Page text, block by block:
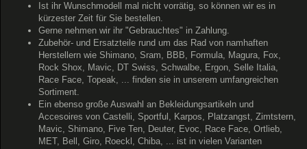
Ist ihr Wunschmodell mal nicht vorrätig, so können wir es in
kürzester Zeit für Sie bestellen.
Gerne nehmen wir ihr "Gebrauchtes" in Zahlung.
Zubehör- und Ersatzteile rund um das Rad von namhaften
Herstellern wie Shimano, Sram, BBB, Formula, Magura, Fox,
Rock Shox, Mavic, DT Swiss, Schwalbe, Ergon, Selle Italia,
Race Face, Topeak, ... finden sie in unserem umfangreichen
Sortiment.
Ein ebenso große Auswahl an Bekleidungsartikeln und
Accesoires von Castelli, Sportful, Karpos, Platzangst, Zimtstern,
Mavic, Shimano, Five Ten, Deuter, Evoc, Race Face, Ortlieb,
MET, Bell, Giro, Roeckl, Chiba, ... ist in vielen Varianten